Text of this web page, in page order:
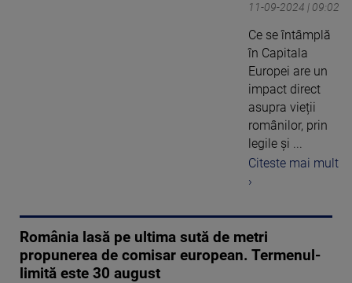
11-09-2024 | 09:02
Ce se întâmplă
în Capitala
Europei are un
impact direct
asupra vieții
românilor, prin
legile și ...
Citeste mai mult
›
România lasă pe ultima sută de metri
propunerea de comisar european. Termenul-
limită este 30 august